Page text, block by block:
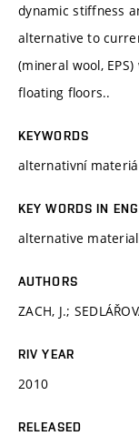
dynamic stiffness
alternative to
(mineral wool,
floating floors..
KEYWORDS
alternativní
KEY WORDS IN
alternative
AUTHORS
ZACH, J.;
RIV YEAR
2010
RELEASED